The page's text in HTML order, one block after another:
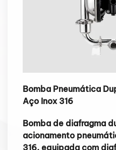
Bomba Pneumática
Aço Inox 316
Bomba de diafragma
acionamento
316, equipada com